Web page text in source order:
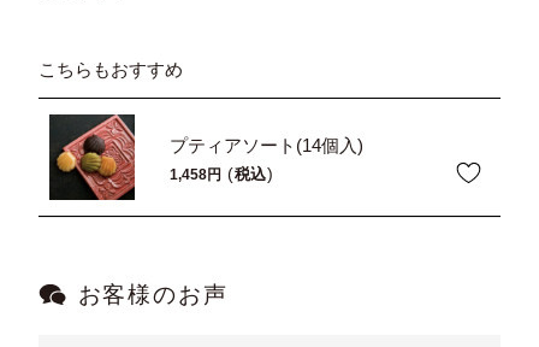
こちらもおすすめ
プティアソート(14個入)
1,458 税込
お客様のお声